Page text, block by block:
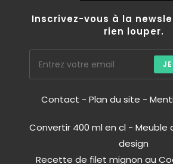
Inscrivez-vous à la
rien louper.
Contact - Plan du site -
Convertir 400 ml en cl - Meuble
design
Recette de filet mignon au